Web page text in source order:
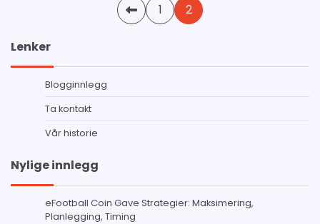
1 2
Lenker
Blogginnlegg
Ta kontakt
Vår historie
Nylige innlegg
eFootball Coin Gave Strategier: Maksimering,
Planlegging, Timing